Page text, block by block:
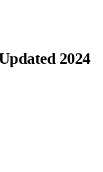
2024